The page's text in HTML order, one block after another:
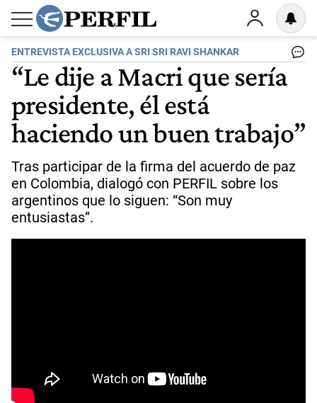
ENTREVISTA EXCLUSIVA A SRI SRI RAVI SHANKAR
“Le dije a Macri que sería
presidente, él está
haciendo un buen trabajo”
Tras participar de la firma del acuerdo de paz
en Colombia, dialogó con PERFIL sobre los
argentinos que lo siguen: “Son muy
entusiastas”.